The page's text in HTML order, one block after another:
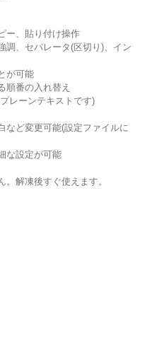
ー、貼り付け操作
、セパレータ(区切り)、イン
が可能
順番の入れ替え
レーンテキストです)
ど変更可能(設定ファイルに
な設定が可能
解凍後すぐ使えます。